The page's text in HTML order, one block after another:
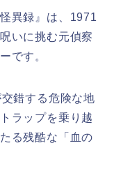
異録』は、1971
いに挑む元偵察
です。
錯する危険な地
ラップを乗り越
る残酷な「血の